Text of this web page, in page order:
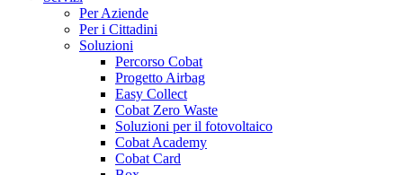
Per Aziende
Per i Cittadini
Soluzioni
Percorso Cobat
Progetto Airbag
Easy Collect
Cobat Zero Waste
Soluzioni per il fotovoltaico
Cobat Academy
Cobat Card